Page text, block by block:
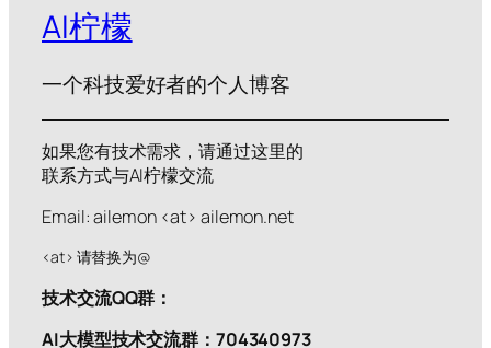
AI柠檬
一个科技爱好者的个人博客
如果您有技术需求，请通过这里的
联系方式与AI柠檬交流
Email: ailemon <at> ailemon.net
<at> 请替换为@
技术交流QQ群：
AI大模型技术交流群：704340973